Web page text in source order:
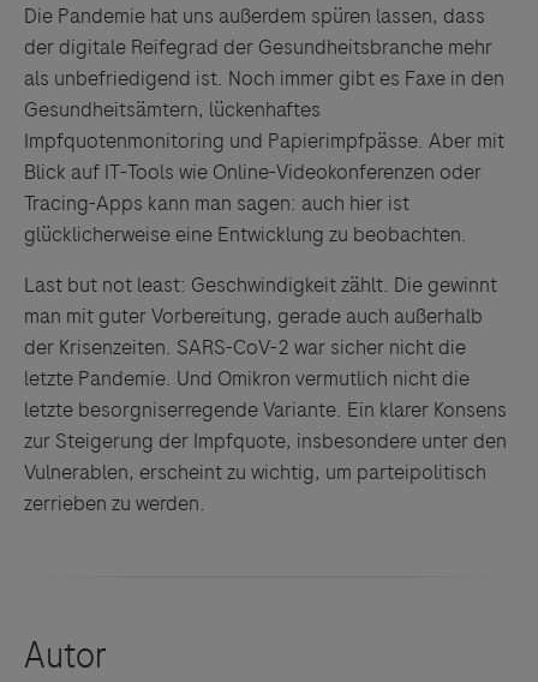
Die Pandemie hat uns außerdem spüren lassen, dass
der digitale Reifegrad der Gesundheitsbranche mehr
als unbefriedigend ist. Noch immer gibt es Faxe in den
Gesundheitsämtern, lückenhaftes
Impfquotenmonitoring und Papierimpfpässe. Aber mit
Blick auf IT-Tools wie Online-Videokonferenzen oder
Tracing-Apps kann man sagen: auch hier ist
glücklicherweise eine Entwicklung zu beobachten.
Last but not least: Geschwindigkeit zählt. Die gewinnt
man mit guter Vorbereitung, gerade auch außerhalb
der Krisenzeiten. SARS-CoV-2 war sicher nicht die
letzte Pandemie. Und Omikron vermutlich nicht die
letzte besorgniserregende Variante. Ein klarer Konsens
zur Steigerung der Impfquote, insbesondere unter den
Vulnerablen, erscheint zu wichtig, um parteipolitisch
zerrieben zu werden.